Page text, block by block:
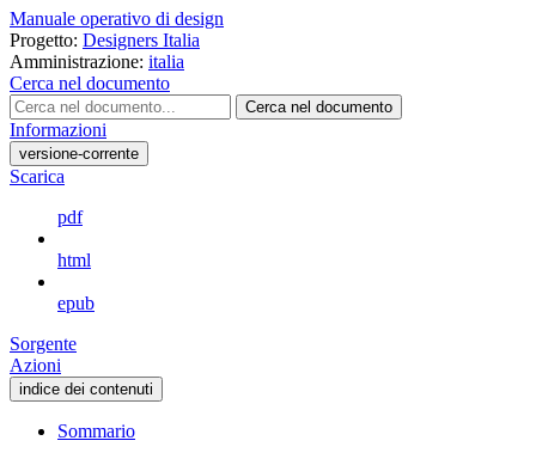
Manuale operativo di design
Progetto: Designers Italia
Amministrazione: italia
Cerca nel documento
Cerca nel documento
Informazioni
versione-corrente
Scarica
pdf
html
epub
Sorgente
Azioni
indice dei contenuti
Sommario